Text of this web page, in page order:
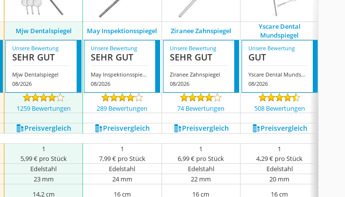
Mjw Dentalspiegel May Inspektionsspiegel Ziranee Zahnspiegel
Yscare Dental
Mundspiegel
Unsere Bewertung
SEHR GUT
Mjw Dentalspiegel
08/2026
Unsere Bewertung
SEHR GUT
May Inspektionsspiegel
08/2026
Unsere Bewertung
SEHR GUT
Ziranee Zahnspiegel
08/2026
Unsere Bewertung
GUT
Yscare Dental Mundspiegel
08/2026
1259 Bewertungen 289 Bewertungen 74 Bewertungen 508 Bewertungen
Preis­vergleich Preis­vergleich Preis­vergleich Preis­vergleich
1
5,99 € pro Stück
1
7,99 € pro Stück
1
6,99 € pro Stück
1
4,29 € pro Stück
Edelstahl Edelstahl Edelstahl
Edelstahl
23 mm 24 mm 22 mm
20 mm
14,2 cm 16 cm 16 cm
16 cm